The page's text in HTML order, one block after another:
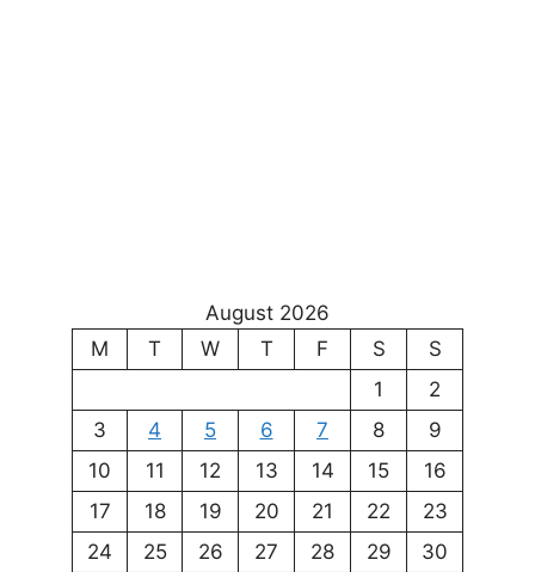
August 2026
M
T W T F S
S
1
2
3
4 5 6 7 8
9
10
11 12 13 14 15
16
17
18 19 20 21 22
23
24
25 26 27 28 29
30